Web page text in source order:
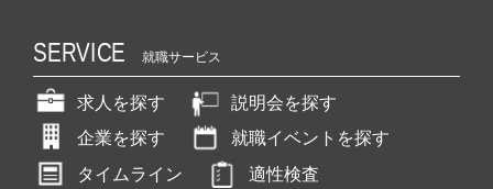
SERVICE 就職サービス
求人を探す
説明会を探す
企業を探す
就職イベントを探す
タイムライン
適性検査